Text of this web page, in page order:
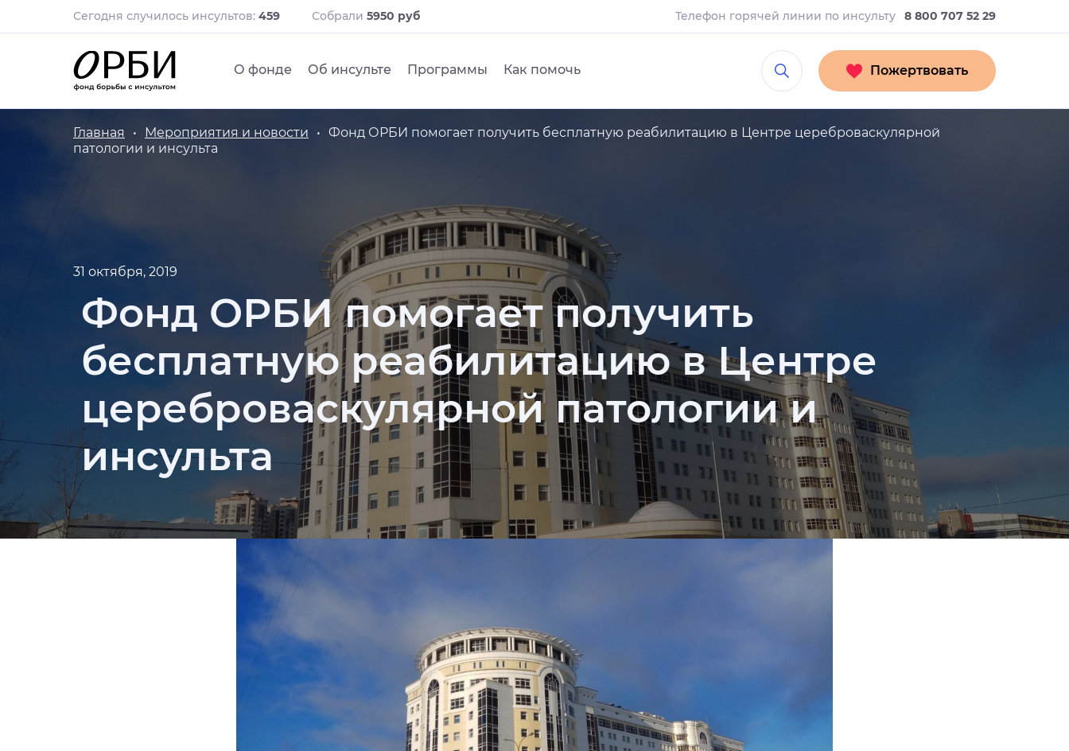
Сегодня случилось инсультов: 459 Собрали 5950 руб Телефон горячей линии по инсульту 8 800 707 52 29
О фонде Об инсульте Программы Как помочь Пожертвовать
Главная Мероприятия и новости
Фонд ОРБИ помогает получить бесплатную реабилитацию в Центре цереброваскулярной
патологии и инсульта
31 октября, 2019
Фонд ОРБИ помогает получить
бесплатную реабилитацию в Центре
цереброваскулярной патологии и
инсульта